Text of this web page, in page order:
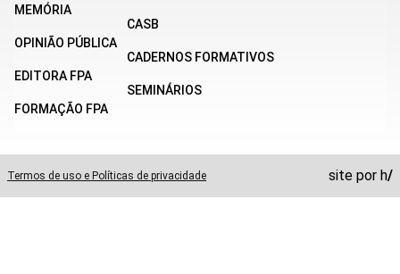
MEMÓRIA
OPINIÃO PÚBLICA
EDITORA FPA
FORMAÇÃO FPA
CASB
CADERNOS FORMATIVOS
SEMINÁRIOS
Termos de uso e Políticas de privacidade site por h/